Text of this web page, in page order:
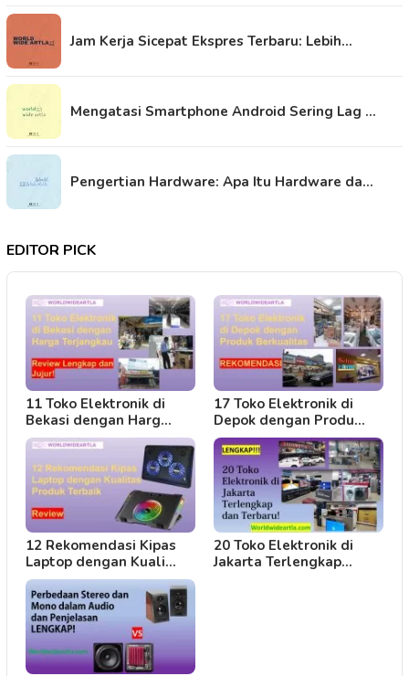
Jam Kerja Sicepat Ekspres Terbaru: Lebih…
Mengatasi Smartphone Android Sering Lag …
Pengertian Hardware: Apa Itu Hardware da…
EDITOR PICK
11 Toko Elektronik di
Bekasi dengan Harg…
17 Toko Elektronik di
Depok dengan Produ…
12 Rekomendasi Kipas
Laptop dengan Kuali…
20 Toko Elektronik di
Jakarta Terlengkap…